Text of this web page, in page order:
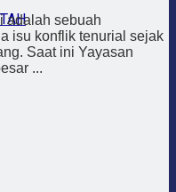
adalah sebuah
isu konflik tenurial sejak
Saat ini Yayasan
...